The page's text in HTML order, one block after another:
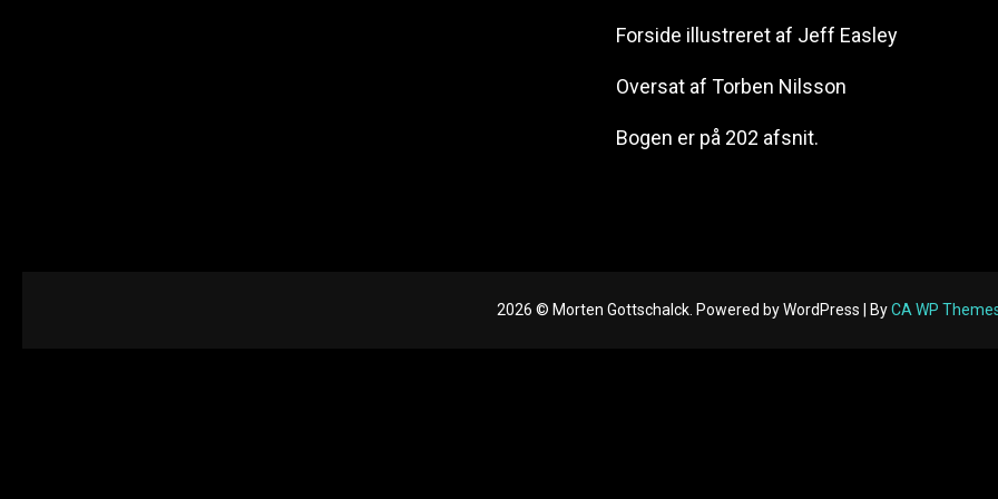
Forside illustreret af Jeff Easley
Oversat af Torben Nilsson
Bogen er på 202 afsnit.
2026 © Morten Gottschalck. Powered by WordPress | ByCA WP